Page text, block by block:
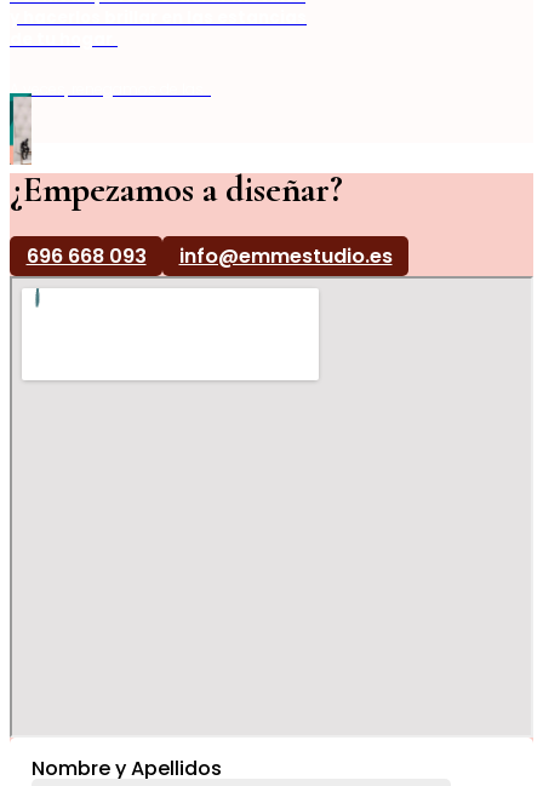
A veces, renegamos de las…
¿Empezamos a diseñar?
696 668 093 info@emmestudio.es
Nombre y Apellidos